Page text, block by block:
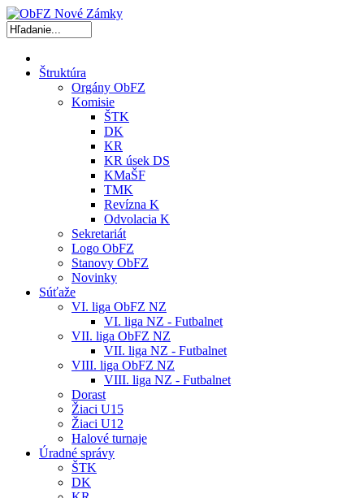
Štruktúra
Orgány ObFZ
Komisie
ŠTK
DK
KR
KR úsek DS
KMaŠF
TMK
Revízna K
Odvolacia K
Sekretariát
Logo ObFZ
Stanovy ObFZ
Novinky
Súťaže
VI. liga ObFZ NZ
VI. liga NZ - Futbalnet
VII. liga ObFZ NZ
VII. liga NZ - Futbalnet
VIII. liga ObFZ NZ
VIII. liga NZ - Futbalnet
Dorast
Žiaci U15
Žiaci U12
Halové turnaje
Úradné správy
ŠTK
DK